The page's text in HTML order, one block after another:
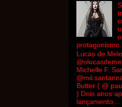
protagonismo
Lucas de
Michelle F.
Butter ( @
) Dois anos
lançamento...